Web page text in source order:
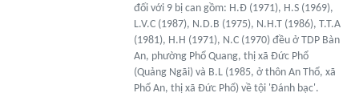
đối với 9 bị can gồm: H.Đ (1971), H.S (1969),
L.V.C (1987), N.D.B (1975), N.H.T (1986), T.T.A
(1981), H.H (1971), N.C (1970) đều ở TDP Bàn
An, phường Phổ Quang, thị xã Đức Phổ
(Quảng Ngãi) và B.L (1985, ở thôn An Thổ, xã
Phổ An, thị xã Đức Phổ) về tội 'Đánh bạc'.